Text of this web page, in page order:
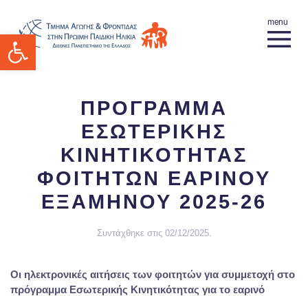
Ανοίξτε τη γραμμή εργαλείων
ΠΡΟΓΡΑΜΜΑ
ΕΣΩΤΕΡΙΚΗΣ
ΚΙΝΗΤΙΚΟΤΗΤΑΣ
ΦΟΙΤΗΤΩΝ ΕΑΡΙΝΟΥ
ΕΞΑΜΗΝΟΥ 2025-26
Συντάχθηκε στις 02/12/2025.
Οι ηλεκτρονικές αιτήσεις των φοιτητών για συμμετοχή στο
πρόγραμμα Eσωτερικής Kινητικότητας για το εαρινό